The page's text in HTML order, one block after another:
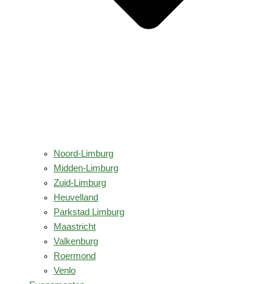
Noord-Limburg
Midden-Limburg
Zuid-Limburg
Heuvelland
Parkstad Limburg
Maastricht
Valkenburg
Roermond
Venlo